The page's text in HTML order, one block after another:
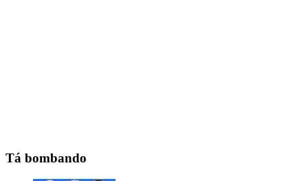
Tá bombando